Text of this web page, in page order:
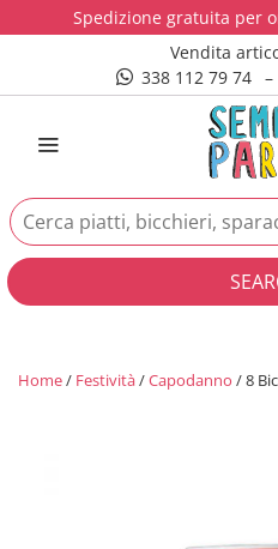
Spedizione gratuita per
Vendita
338 112 79 74
–
Home/ Festività/Capodanno / 8